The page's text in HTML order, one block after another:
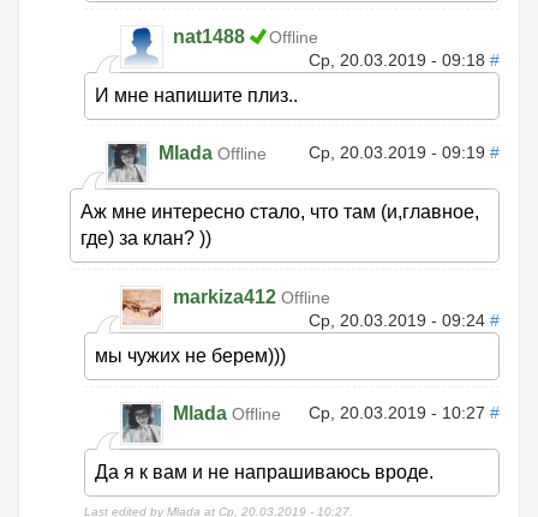
nat1488
Offline
Ср, 20.03.2019 - 09:18 #
И мне напишите плиз..
Mlada Offline Ср, 20.03.2019 - 09:19 #
Аж мне интересно стало, что там (и,главное,
где) за клан? ))
markiza412 Offline
Ср, 20.03.2019 - 09:24 #
мы чужих не берем)))
Mlada Offline Ср, 20.03.2019 - 10:27 #
Да я к вам и не напрашиваюсь вроде.
Last edited by Mlada at Ср, 20.03.2019 - 10:27.